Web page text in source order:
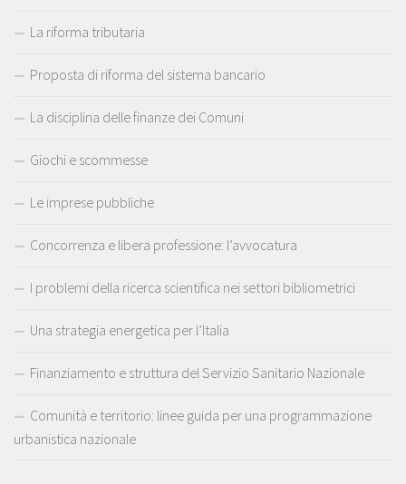
La riforma tributaria
Proposta di riforma del sistema bancario
La disciplina delle finanze dei Comuni
Giochi e scommesse
Le imprese pubbliche
Concorrenza e libera professione: l’avvocatura
I problemi della ricerca scientifica nei settori bibliometrici
Una strategia energetica per l’Italia
Finanziamento e struttura del Servizio Sanitario Nazionale
Comunità e territorio: linee guida per una programmazione
urbanistica nazionale